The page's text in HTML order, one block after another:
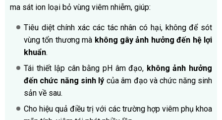
ma sát ion loại bỏ vùng viêm nhiễm, giúp:
Tiêu diệt chính xác các tác nhân có hại, không để sót
vùng tổn thương mà không gây ảnh hưởng đến hệ lợi
khuẩn.
Tái thiết lập cân bằng pH âm đạo, không ảnh hưởng
đến chức năng sinh lý của âm đạo và chức năng sinh
sản về sau.
Cho hiệu quả điều trị với các trường hợp viêm phụ khoa